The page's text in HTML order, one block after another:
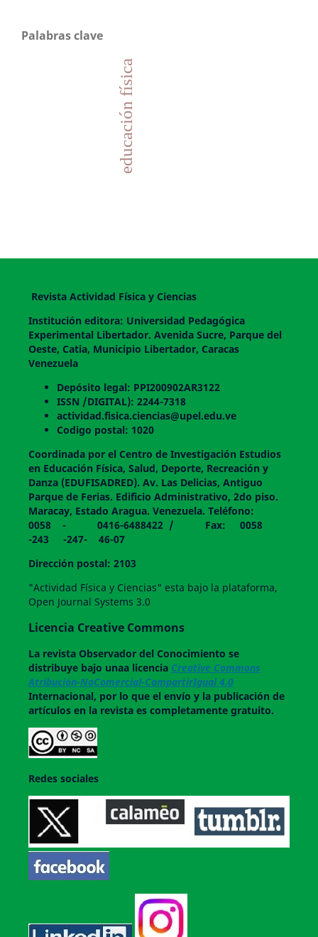
Palabras clave
educación física
Revista Actividad Física y Ciencias
Institución editora: Universidad Pedagógica
Experimental Libertador. Avenida Sucre, Parque del
Oeste, Catia, Municipio Libertador, Caracas
Venezuela
Depósito legal: PPI200902AR3122
ISSN /DIGITAL): 2244-7318
actividad.fisica.ciencias@upel.edu.ve
Codigo postal: 1020
Coordinada por el Centro de Investigación Estudios
en Educación Física, Salud, Deporte, Recreación y
Danza (EDUFISADRED). Av. Las Delicias, Antiguo
Parque de Ferias. Edificio Administrativo, 2do piso.
Maracay, Estado Aragua. Venezuela. Teléfono:
0058 - 0416-6488422 / Fax: 0058
-243 -247- 46-07
Dirección postal: 2103
"Actividad Física y Ciencias" esta bajo la plataforma,
Open Journal Systems 3.0
Licencia Creative Commons
La revistaObservador del Conocimiento se
distribuye bajo unaa licencia Creative Commons
Atribución-NoComercial-CompartirIgual 4.0
Internacional, por lo que el envío y la publicación de
artículos en la revista es completamente gratuito.
Redes sociales